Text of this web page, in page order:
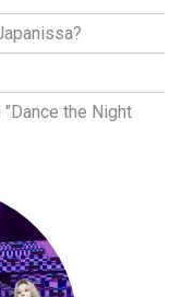
"Dance the Night